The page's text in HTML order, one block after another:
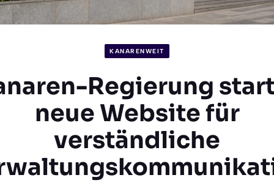
KANARENWEIT
Regierung
neue Website für
verständliche